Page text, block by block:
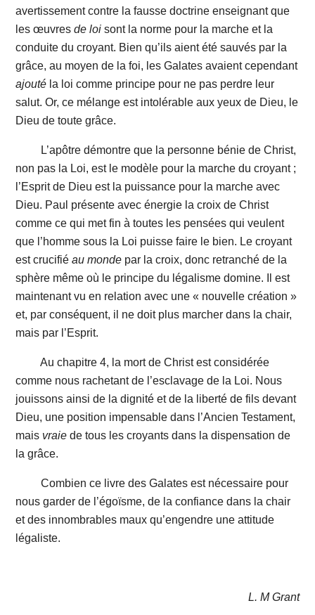
avertissement contre la fausse doctrine enseignant que
les œuvresde loi sont la norme pour la marche et la
conduite du croyant. Bien qu’ils aient été sauvés par la
grâce, au moyen de la foi, les Galates avaient cependant
ajouté la loi comme principe pour ne pas perdre leur
salut. Or, ce mélange est intolérable aux yeux de Dieu, le
Dieu de toute grâce.
L’apôtre démontre que la personne bénie de Christ,
non pas la Loi, est le modèle pour la marche du croyant ;
l’Esprit de Dieu est la puissance pour la marche avec
Dieu. Paul présente avec énergie la croix de Christ
comme ce qui met fin à toutes les pensées qui veulent
que l’homme sous la Loi puisse faire le bien. Le croyant
est crucifiéau monde par la croix, donc retranché de la
sphère même où le principe du légalisme domine. Il est
maintenant vu en relation avec une « nouvelle création »
et, par conséquent, il ne doit plus marcher dans la chair,
mais par l’Esprit.
Au chapitre 4, la mort de Christ est considérée
comme nous rachetant de l’esclavage de la Loi. Nous
jouissons ainsi de la dignité et de la liberté de fils devant
Dieu, une position impensable dans l’Ancien Testament,
mais vraie de tous les croyants dans la dispensation de
la grâce.
Combien ce livre des Galates est nécessaire pour
nous garder de l’égoïsme, de la confiance dans la chair
et des innombrables maux qu’engendre une attitude
légaliste.
L. M Grant